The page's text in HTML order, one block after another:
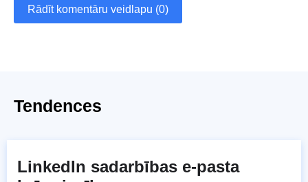
Rādīt komentāru veidlapu (0)
Tendences
LinkedIn sadarbības e-pasta